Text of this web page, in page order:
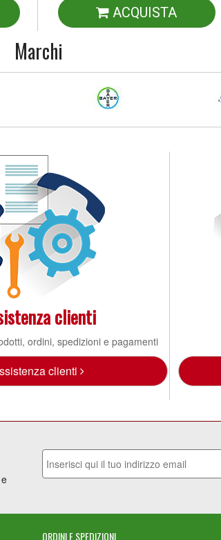
ACQUISTA
Marchi
clienti
ordini, spedizioni e pagamenti
clienti
ORDINI E SPEDIZIONI